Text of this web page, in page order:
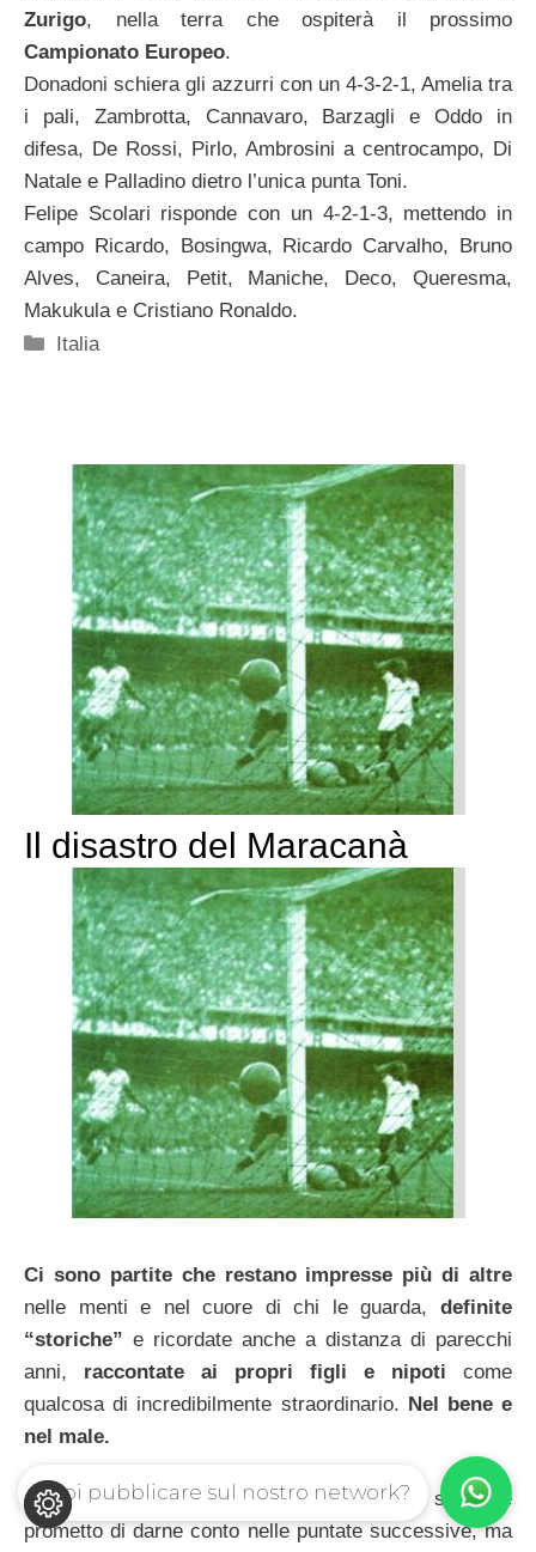
Zurigo, nella terra che ospiterà il prossimo
Campionato Europeo.
Donadoni schiera gli azzurri con un 4-3-2-1, Amelia tra
i pali, Zambrotta, Cannavaro, Barzagli e Oddo in
difesa, De Rossi, Pirlo, Ambrosini a centrocampo, Di
Natale e Palladino dietro l’unica punta Toni.
Felipe Scolari risponde con un 4-2-1-3, mettendo in
campo Ricardo, Bosingwa, Ricardo Carvalho, Bruno
Alves, Caneira, Petit, Maniche, Deco, Queresma,
Makukula e Cristiano Ronaldo.
Categorie
Italia
Il disastro del Maracanà
Ci sono partite che restano impresse più di altre
nelle menti e nel cuore di chi le guarda, definite
“storiche” e ricordate anche a distanza di parecchi
anni, raccontate ai propri figli e nipoti come
qualcosa di incredibilmente straordinario. Nel bene e
nel male.
Me ne vengono in mente diverse mentre scrivo e
prometto di darne conto nelle puntate successive, ma
Vuoi pubblicare sul nostro network?